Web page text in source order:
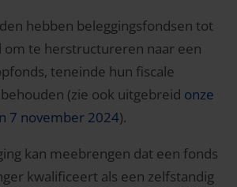
hebben beleggingsfondsen tot
om te herstructureren naar een
teneinde hun fiscale
(zie ook uitgebreid onze
7 november 2024).
kan meebrengen dat een fonds
kwalificeert als een zelfstandig